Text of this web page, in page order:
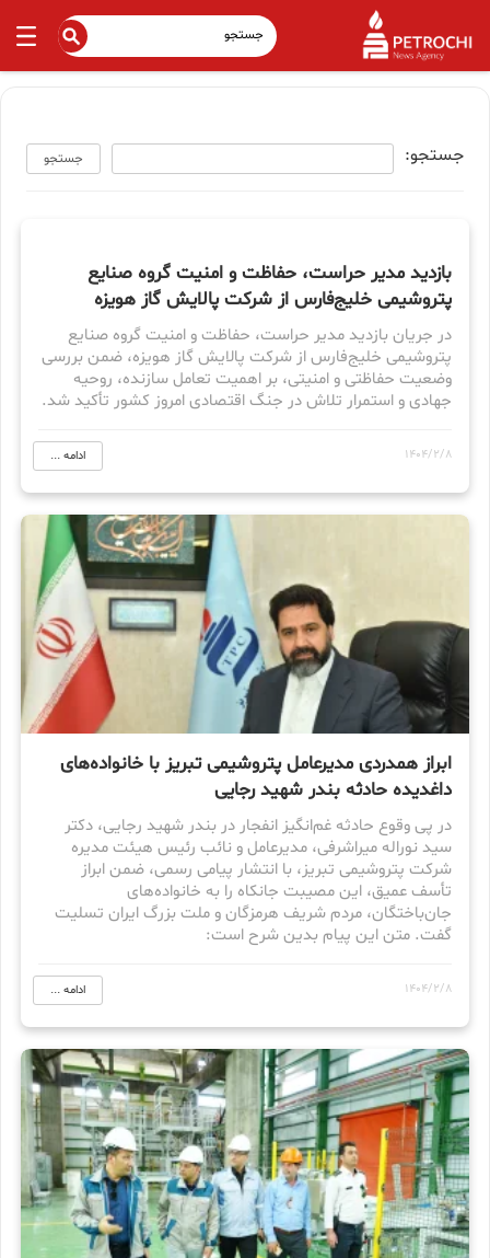
جستجو: جستجو
بازدید مدیر حراست، حفاظت و امنیت گروه صنایع
پتروشیمی خلیج‌فارس از شرکت پالایش گاز هویزه
در جریان بازدید مدیر حراست، حفاظت و امنیت گروه صنایع
پتروشیمی خلیج‌فارس از شرکت پالایش گاز هویزه، ضمن بررسی
وضعیت حفاظتی و امنیتی، بر اهمیت تعامل سازنده، روحیه
جهادی و استمرار تلاش در جنگ اقتصادی امروز کشور تأکید شد.
1404/2/8 ادامه ...
ابراز همدردی مدیرعامل پتروشیمی تبریز با خانواده‌های
داغدیده حادثه بندر شهید رجایی
در پی وقوع حادثه غم‌انگیز انفجار در بندر شهید رجایی، دکتر
سید نوراله میراشرفی، مدیرعامل و نائب رئیس هیئت مدیره
شرکت پتروشیمی تبریز، با انتشار پیامی رسمی، ضمن ابراز
تأسف عمیق، این مصیبت جانکاه را به خانواده‌های
جان‌باختگان، مردم شریف هرمزگان و ملت بزرگ ایران تسلیت
گفت. متن این پیام بدین شرح است:
1404/2/8 ادامه ...